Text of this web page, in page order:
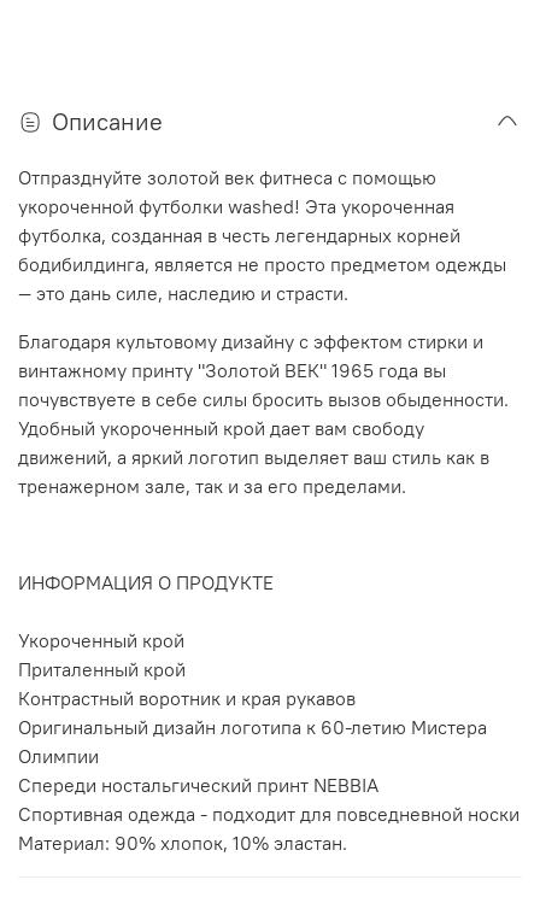
Описание
Отпразднуйте золотой век фитнеса с помощью
укороченной футболки washed! Эта укороченная
футболка, созданная в честь легендарных корней
бодибилдинга, является не просто предметом одежды
— это дань силе, наследию и страсти.
Благодаря культовому дизайну с эффектом стирки и
винтажному принту "Золотой ВЕК" 1965 года вы
почувствуете в себе силы бросить вызов обыденности.
Удобный укороченный крой дает вам свободу
движений, а яркий логотип выделяет ваш стиль как в
тренажерном зале, так и за его пределами.
ИНФОРМАЦИЯ О ПРОДУКТЕ
Укороченный крой
Приталенный крой
Контрастный воротник и края рукавов
Оригинальный дизайн логотипа к 60-летию Мистера
Олимпии
Спереди ностальгический принт NEBBIA
Спортивная одежда - подходит для повседневной носки
Материал: 90% хлопок, 10% эластан.